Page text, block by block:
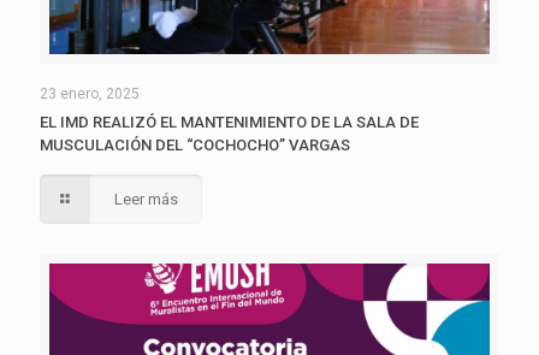
23 enero, 2025
EL IMD REALIZÓ EL MANTENIMIENTO DE LA SALA DE
MUSCULACIÓN DEL “COCHOCHO” VARGAS
Leer más